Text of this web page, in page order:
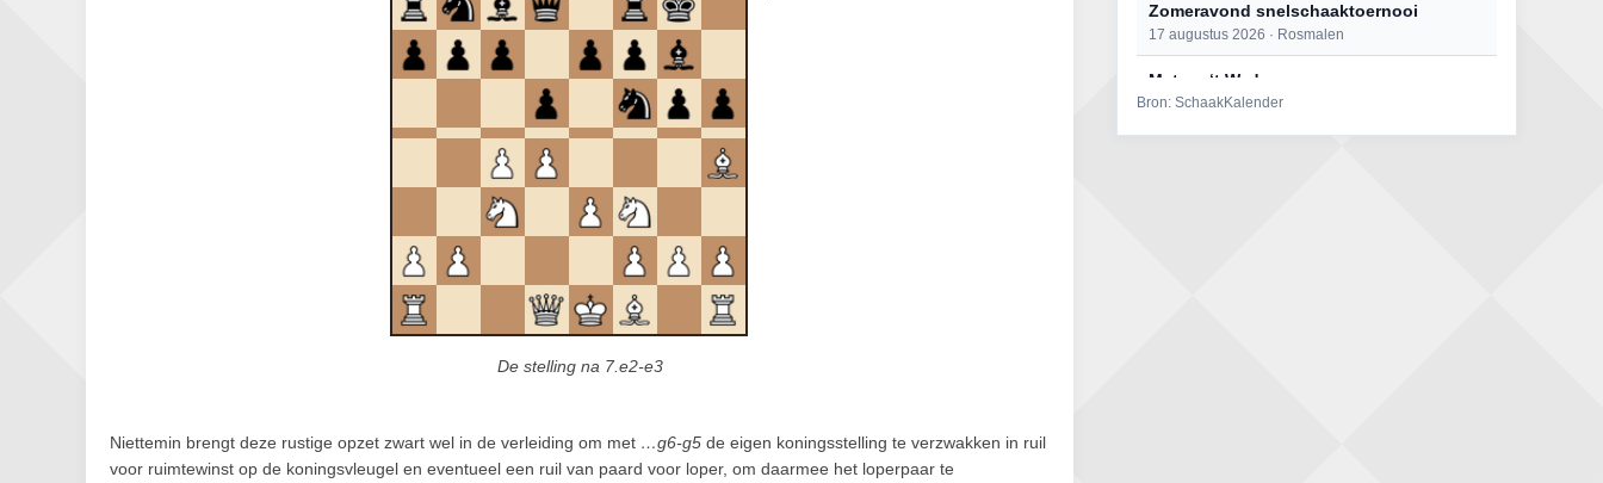
De stelling na 7.e2-e3
Niettemin brengt deze rustige opzet zwart wel in de verleiding om met …g6-g5 de eigen koningsstelling te verzwakken in ruil
voor ruimtewinst op de koningsvleugel en eventueel een ruil van paard voor loper, om daarmee het loperpaar te
Zomeravond snelschaaktoernooi
17 augustus 2026 · Rosmalen
Mat op ‘t Wad
22 augustus 2026 · Den Burg, Texel
Bron: SchaakKalender